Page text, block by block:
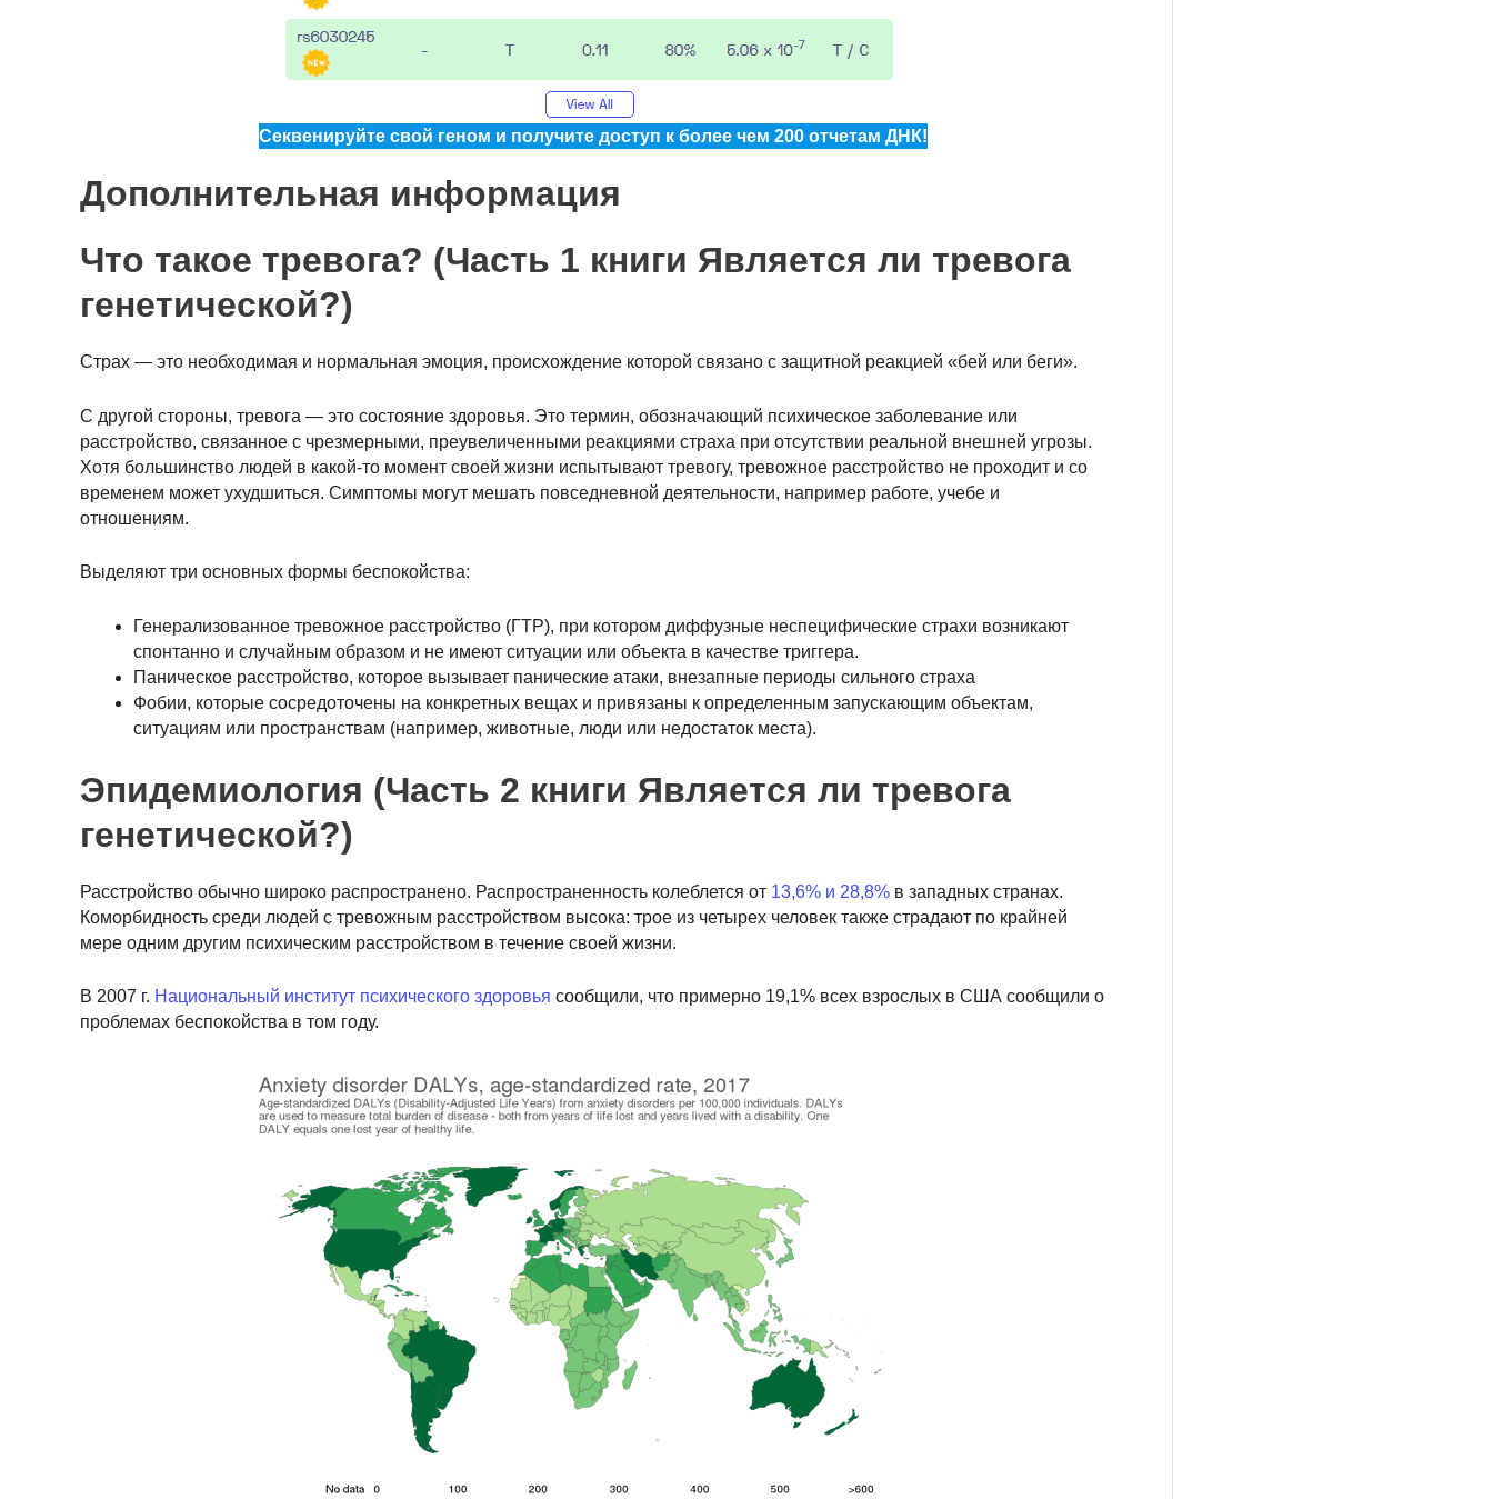
Секвенируйте свой геном и получите доступ к более чем 200 отчетам ДНК!
Дополнительная информация
Что такое тревога? (Часть 1 книги Является ли тревога
генетической?)
Страх — это необходимая и нормальная эмоция, происхождение которой связано с защитной реакцией «бей или беги».
С другой стороны, тревога — это состояние здоровья. Это термин, обозначающий психическое заболевание или
расстройство, связанное с чрезмерными, преувеличенными реакциями страха при отсутствии реальной внешней угрозы.
Хотя большинство людей в какой-то момент своей жизни испытывают тревогу, тревожное расстройство не проходит и со
временем может ухудшиться. Симптомы могут мешать повседневной деятельности, например работе, учебе и
отношениям.
Выделяют три основных формы беспокойства:
Генерализованное тревожное расстройство (ГТР), при котором диффузные неспецифические страхи возникают
спонтанно и случайным образом и не имеют ситуации или объекта в качестве триггера.
Паническое расстройство, которое вызывает панические атаки, внезапные периоды сильного страха
Фобии, которые сосредоточены на конкретных вещах и привязаны к определенным запускающим объектам,
ситуациям или пространствам (например, животные, люди или недостаток места).
Эпидемиология (Часть 2 книги Является ли тревога
генетической?)
Расстройство обычно широко распространено. Распространенность колеблется от 13,6% и 28,8% в западных странах.
Коморбидность среди людей с тревожным расстройством высока: трое из четырех человек также страдают по крайней
мере одним другим психическим расстройством в течение своей жизни.
В 2007 г. Национальный институт психического здоровья сообщили, что примерно 19,1% всех взрослых в США сообщили о
проблемах беспокойства в том году.